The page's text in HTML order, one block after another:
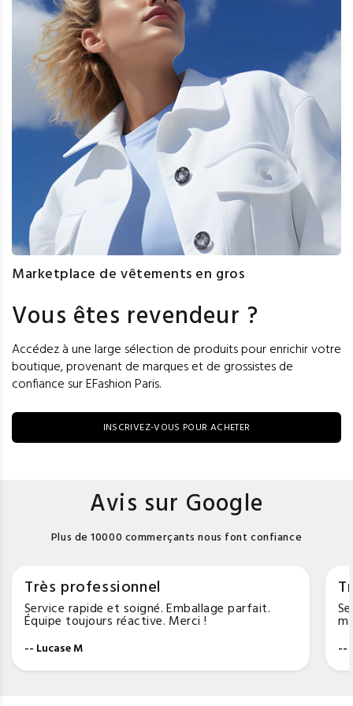
Marketplace de vêtements en gros
Vous êtes revendeur ?
Accédez à une large sélection de produits pour enrichir votre
boutique, provenant de marques et de grossistes de
confiance sur EFashion Paris.
INSCRIVEZ-VOUS POUR ACHETER
Avis sur Google
Plus de 10000 commerçants nous font confiance
Très professionnel
Service rapide et soigné. Emballage parfait.
Équipe toujours réactive. Merci !
-- Lucase M --